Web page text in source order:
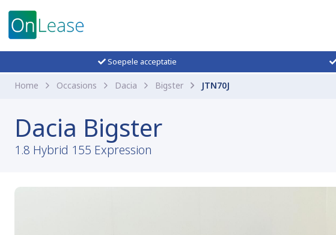
Soepele acceptatie
Home Occasions Dacia Bigster JTN70J
Dacia Bigster
1.8 Hybrid 155 Expression